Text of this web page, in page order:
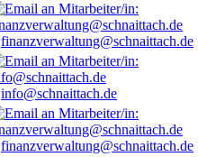
finanzverwaltung@schnaittach.de
info@schnaittach.de
finanzverwaltung@schnaittach.de